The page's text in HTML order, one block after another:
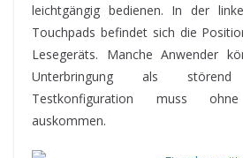
leichtgängig bedienen. In der
Touchpads befindet sich die
Lesegeräts. Manche Anwender
Unterbringung als
Testkonfiguration muss
auskommen.